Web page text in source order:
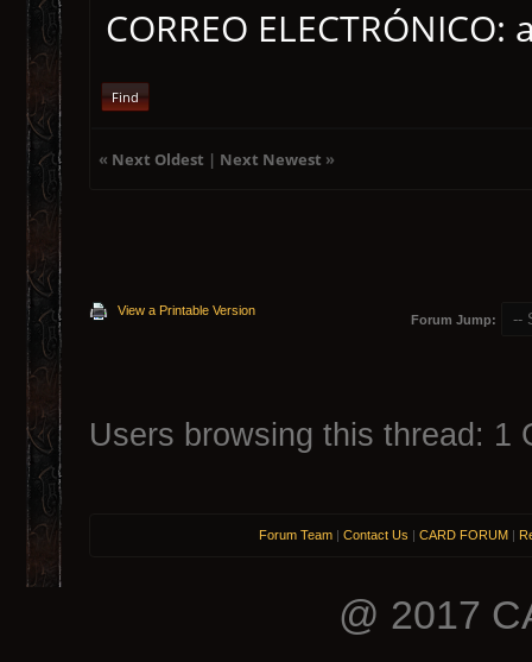
CORREO
Find
« Next Oldest | Next Newest »
View a Printable Version
Forum Jump:
Users browsing this thread: 1
Forum Team | Contact Us | CARD FORUM |
@ 2017